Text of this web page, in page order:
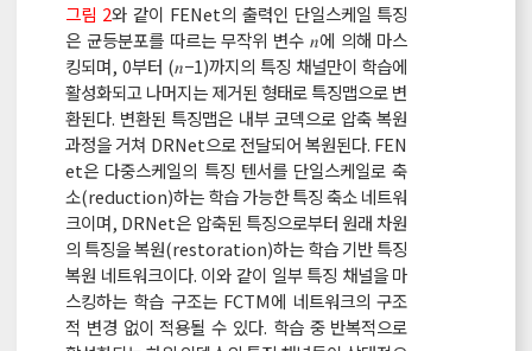
그림 2와 같이 FENet의 출력인 단일스케일 특징
은 균등분포를 따르는 무작위 변수 𝑛에 의해 마스
킹되며, 0부터 (𝑛−1)까지의 특징 채널만이 학습에
활성화되고 나머지는 제거된 형태로 특징맵으로 변
환된다. 변환된 특징맵은 내부 코덱으로 압축 복원
과정을 거쳐 DRNet으로 전달되어 복원된다. FEN
et은 다중스케일의 특징 텐서를 단일스케일로 축
소(reduction)하는 학습 가능한 특징 축소 네트워
크이며, DRNet은 압축된 특징으로부터 원래 차원
의 특징을 복원(restoration)하는 학습 기반 특징
복원 네트워크이다. 이와 같이 일부 특징 채널을 마
스킹하는 학습 구조는 FCTM에 네트워크의 구조
적 변경 없이 적용될 수 있다. 학습 중 반복적으로